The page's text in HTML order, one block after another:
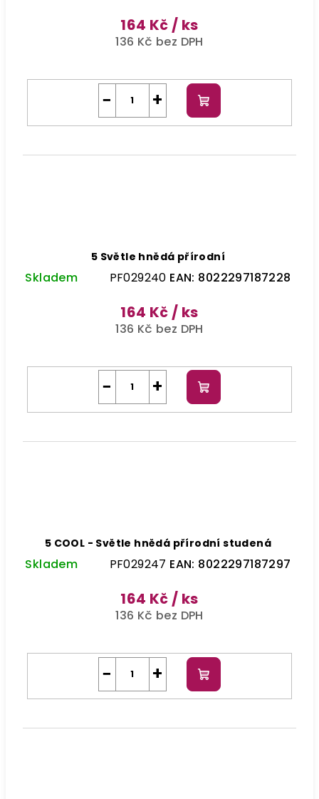
164 Kč / ks
136 Kč bez DPH
+
− Do
košíku
5 Světle hnědá přírodní
Skladem PF029240 EAN: 8022297187228
164 Kč / ks
136 Kč bez DPH
+
− Do
košíku
5 COOL - Světle hnědá přírodní studená
Skladem PF029247 EAN: 8022297187297
164 Kč / ks
136 Kč bez DPH
+
− Do
košíku